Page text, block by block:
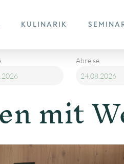
KULINARIK
Abreise
mit